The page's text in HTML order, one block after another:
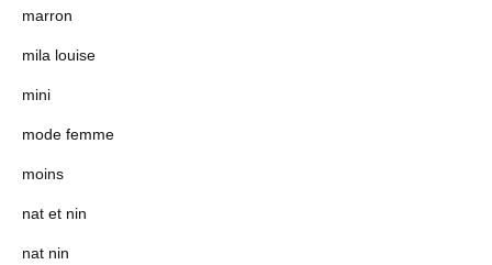
marron
mila louise
mini
mode femme
moins
nat et nin
nat nin